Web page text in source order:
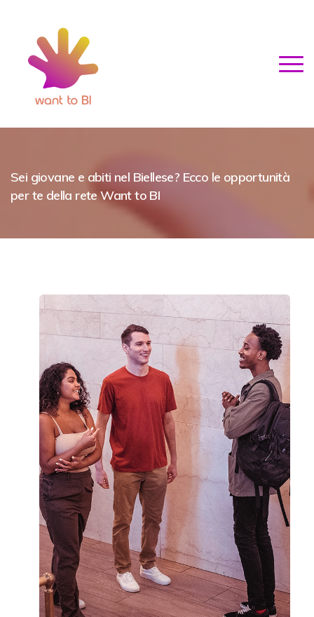
Sei giovane e abiti nel Biellese? Ecco le opportunità
per te della rete Want to BI